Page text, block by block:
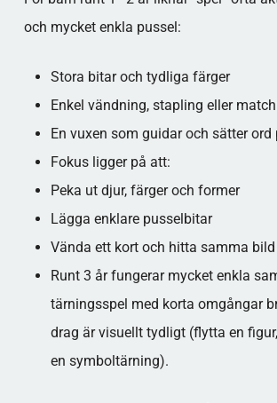
och mycket enkla pussel:
Stora bitar och tydliga färger
Enkel vändning, stapling eller
En vuxen som guidar och sätter ord
Fokus ligger på att:
Peka ut djur, färger och former
Lägga enklare pusselbitar
Vända ett kort och hitta samma bild
Runt 3 år fungerar mycket enkla
tärningsspel med korta omgångar
drag är visuellt tydligt (flytta en
en symboltärning).​